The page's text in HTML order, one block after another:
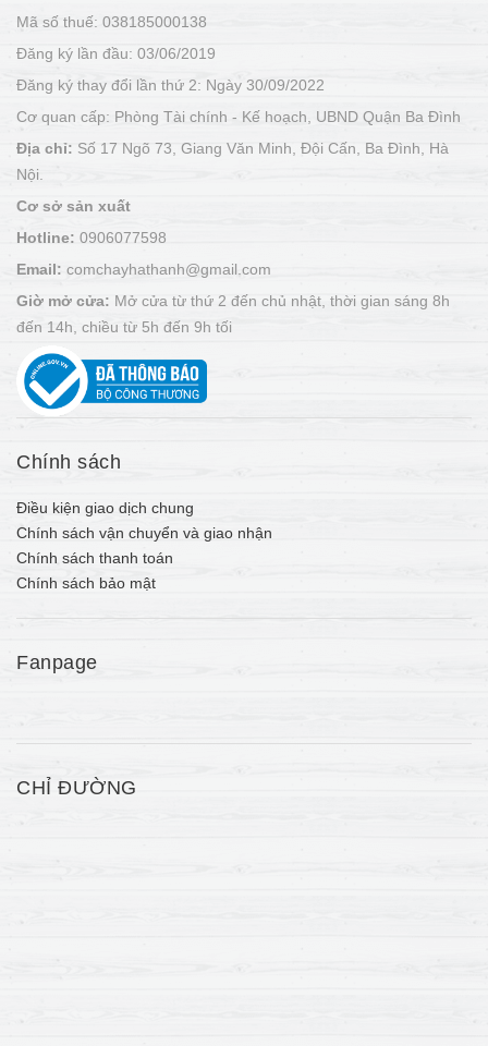
Mã số thuế: 038185000138
Đăng ký lần đầu: 03/06/2019
Đăng ký thay đổi lần thứ 2: Ngày 30/09/2022
Cơ quan cấp: Phòng Tài chính - Kế hoạch, UBND Quận Ba Đình
Địa chỉ: Số 17 Ngõ 73, Giang Văn Minh, Đội Cấn, Ba Đình, Hà
Nội.
Cơ sở sản xuất
Hotline: 0906077598
Email: comchayhathanh@gmail.com
Giờ mở cửa: Mở cửa từ thứ 2 đến chủ nhật, thời gian sáng 8h
đến 14h, chiều từ 5h đến 9h tối
Chính sách
Điều kiện giao dịch chung
Chính sách vận chuyển và giao nhận
Chính sách thanh toán
Chính sách bảo mật
Fanpage
CHỈ ĐƯỜNG